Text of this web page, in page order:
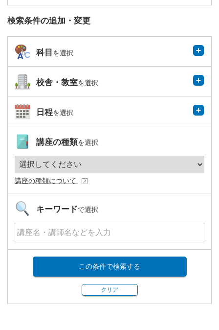
検索条件の追加・変更
科目 を選択
校舎・教室を選択
日程を選択
講座の種類を選択
講座の種類について
キーワードで選択
この条件で検索する
クリア